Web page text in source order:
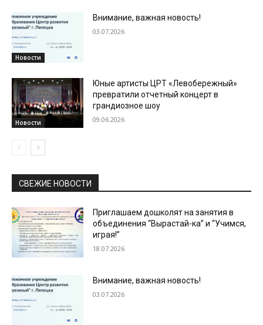
Новости
Внимание, важная новость!
03.07.2026
Новости
Юные артисты ЦРТ «Левобережный»
превратили отчетный концерт в
грандиозное шоу
09.06.2026
СВЕЖИЕ НОВОСТИ
Приглашаем дошколят на занятия в
объединения “Вырастай-ка” и “Учимся,
играя!”
18.07.2026
Внимание, важная новость!
03.07.2026